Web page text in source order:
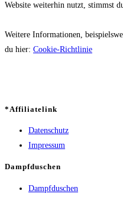
Website weiterhin nutzt, stimmst
Weitere Informationen,
du hier: Cookie-Richtlinie
*Affiliatelink
Datenschutz
Impressum
Dampfduschen
Dampfduschen